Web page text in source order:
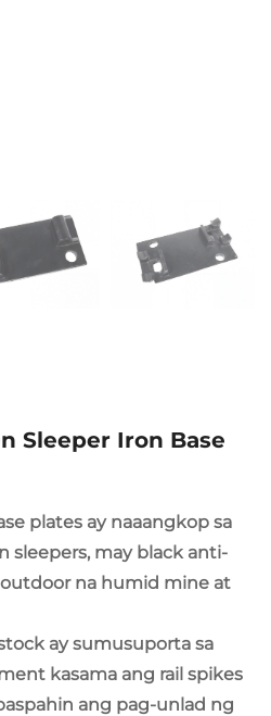
Sleeper Iron Base
plates ay naaangkop sa
sleepers, may black anti-
na humid mine at
ay sumusuporta sa
kasama ang rail spikes
ang pag-unlad ng